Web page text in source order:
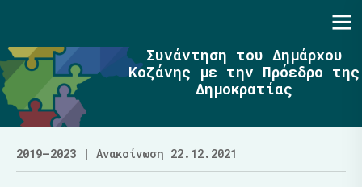
Συνάντηση του Δημάρχου
Κοζάνης με την Πρόεδρο της
Δημοκρατίας
2019–2023 | Ανακοίνωση 22.12.2021